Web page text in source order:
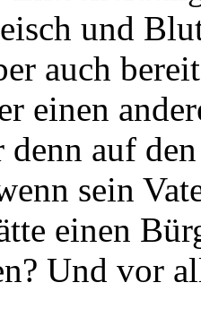
und
auch
einen
denn auf
sein
einen
Und vor